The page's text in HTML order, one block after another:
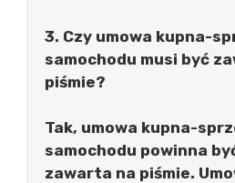
3. Czy umowa kupna-
samochodu musi być
piśmie?
Tak, umowa kupna-
samochodu powinna
zawarta na piśmie.